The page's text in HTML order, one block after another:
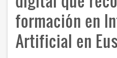
formación en
Artificial en